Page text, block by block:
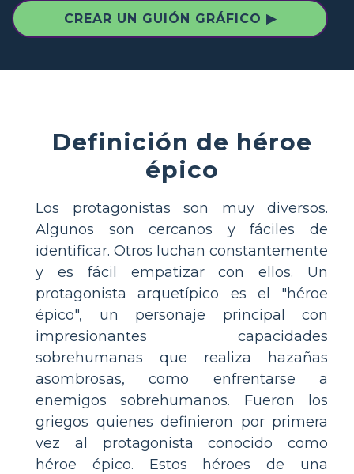
CREAR UN GUIÓN GRÁFICO ▶
Definición de héroe
épico
Los protagonistas son muy diversos.
Algunos son cercanos y fáciles de
identificar. Otros luchan constantemente
y es fácil empatizar con ellos. Un
protagonista arquetípico es el "héroe
épico", un personaje principal con
impresionantes capacidades
sobrehumanas que realiza hazañas
asombrosas, como enfrentarse a
enemigos sobrehumanos. Fueron los
griegos quienes definieron por primera
vez al protagonista conocido como
héroe épico. Estos héroes de una